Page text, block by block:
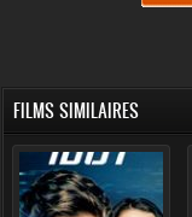
FILMS SIMILAIRES